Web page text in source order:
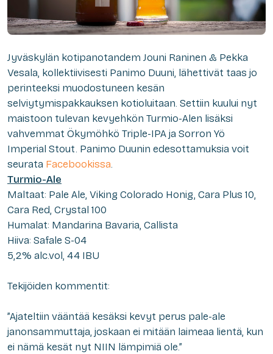
Jyväskylän kotipanotandem Jouni Raninen & Pekka
Vesala, kollektiivisesti Panimo Duuni, lähettivät taas jo
perinteeksi muodostuneen kesän
selviytymispakkauksen kotioluitaan. Settiin kuului nyt
maistoon tulevan kevyehkön Turmio-Alen lisäksi
vahvemmat Ökymöhkö Triple-IPA ja Sorron Yö
Imperial Stout. Panimo Duunin edesottamuksia voit
seurata Facebookissa.
Turmio-Ale
Maltaat: Pale Ale, Viking Colorado Honig, Cara Plus 10,
Cara Red, Crystal 100
Humalat: Mandarina Bavaria, Callista
Hiiva: Safale S-04
5,2% alc.vol, 44 IBU
Tekijöiden kommentit:
”Ajateltiin vääntää kesäksi kevyt perus pale-ale
janonsammuttaja, joskaan ei mitään laimeaa lientä, kun
ei nämä kesät nyt NIIN lämpimiä ole.”